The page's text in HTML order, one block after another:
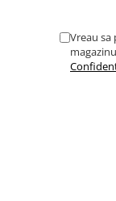
Vreau